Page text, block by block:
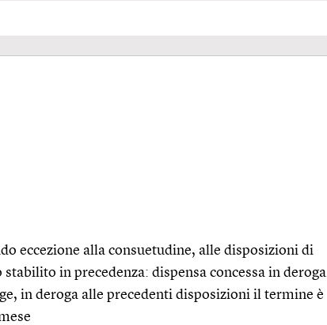
eccezione alla consuetudine, alle disposizioni di
stabilito in precedenza: dispensa concessa in deroga
in deroga alle precedenti disposizioni il termine è